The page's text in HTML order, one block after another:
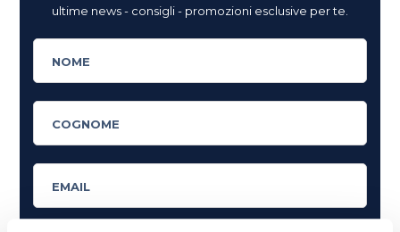
ultime news - consigli - promozioni esclusive per te.